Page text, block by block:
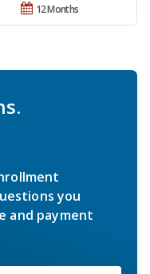
12 Months
you
and payment